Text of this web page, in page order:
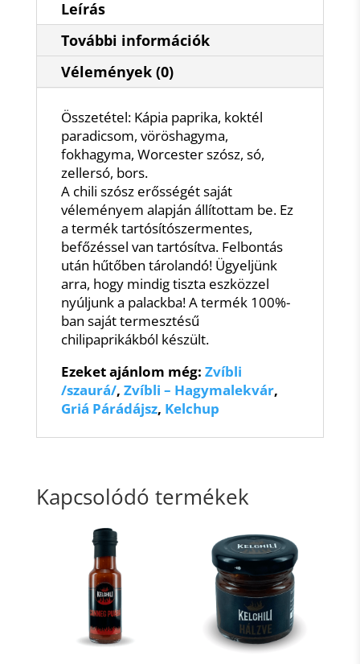
Leírás
További információk
Vélemények (0)
Összetétel: Kápia paprika, koktél
paradicsom, vöröshagyma,
fokhagyma, Worcester szósz, só,
zellersó, bors.
A chili szósz erősségét saját
véleményem alapján állítottam be. Ez
a termék tartósítószermentes,
befőzéssel van tartósítva. Felbontás
után hűtőben tárolandó! Ügyeljünk
arra, hogy mindig tiszta eszközzel
nyúljunk a palackba! A termék 100%-
ban saját termesztésű
chilipaprikákból készült.
Ezeket ajánlom még: Zvíbli
/szaurá/, Zvíbli – Hagymalekvár,
Griá Párádájsz, Kelchup
Kapcsolódó termékek